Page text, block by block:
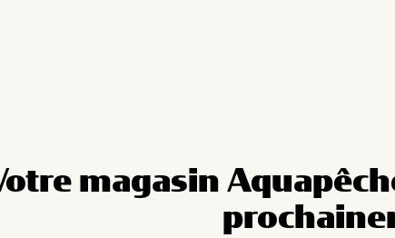
magasin